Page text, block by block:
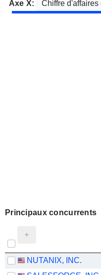
Axe X:
Principaux concurrents
NUTANIX, INC.